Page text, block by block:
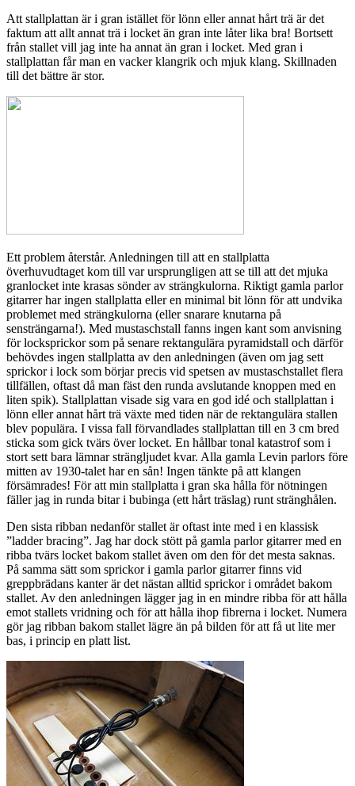
Att stallplattan är i gran istället för lönn eller annat hårt trä är det
faktum att allt annat trä i locket än gran inte låter lika bra! Bortsett
från stallet vill jag inte ha annat än gran i locket. Med gran i
stallplattan får man en vacker klangrik och mjuk klang. Skillnaden
till det bättre är stor.
Ett problem återstår. Anledningen till att en stallplatta
överhuvudtaget kom till var ursprungligen att se till att det mjuka
granlocket inte krasas sönder av strängkulorna. Riktigt gamla parlor
gitarrer har ingen stallplatta eller en minimal bit lönn för att undvika
problemet med strängkulorna (eller snarare knutarna på
sensträngarna!). Med mustaschstall fanns ingen kant som anvisning
för locksprickor som på senare rektangulära pyramidstall och därför
behövdes ingen stallplatta av den anledningen (även om jag sett
sprickor i lock som börjar precis vid spetsen av mustaschstallet flera
tillfällen, oftast då man fäst den runda avslutande knoppen med en
liten spik). Stallplattan visade sig vara en god idé och stallplattan i
lönn eller annat hårt trä växte med tiden när de rektangulära stallen
blev populära. I vissa fall förvandlades stallplattan till en 3 cm bred
sticka som gick tvärs över locket. En hållbar tonal katastrof som i
stort sett bara lämnar strängljudet kvar. Alla gamla Levin parlors före
mitten av 1930-talet har en sån! Ingen tänkte på att klangen
försämrades! För att min stallplatta i gran ska hålla för nötningen
fäller jag in runda bitar i bubinga (ett hårt träslag) runt stränghålen.
Den sista ribban nedanför stallet är oftast inte med i en klassisk
”ladder bracing”. Jag har dock stött på gamla parlor gitarrer med en
ribba tvärs locket bakom stallet även om den för det mesta saknas.
På samma sätt som sprickor i gamla parlor gitarrer finns vid
greppbrädans kanter är det nästan alltid sprickor i området bakom
stallet. Av den anledningen lägger jag in en mindre ribba för att hålla
emot stallets vridning och för att hålla ihop fibrerna i locket. Numera
gör jag ribban bakom stallet lägre än på bilden för att få ut lite mer
bas, i princip en platt list.